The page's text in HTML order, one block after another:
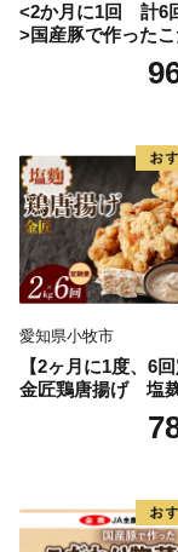
<2か月に1回 計6
>国産豚で作った
愛知県小牧市
【2ヶ月に1度、6回
金匠鶏唐揚げ 塩